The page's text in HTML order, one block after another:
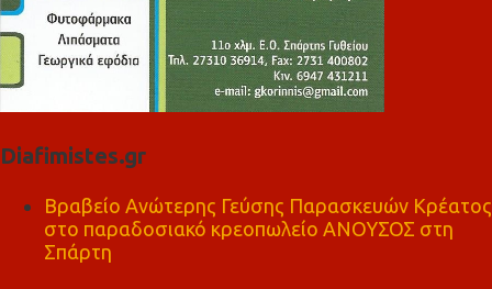
Diafimistes.gr
Βραβείο Ανώτερης Γεύσης Παρασκευών Κρέατος
στο παραδοσιακό κρεοπωλείο ΑΝΟΥΣΟΣ στη
Σπάρτη